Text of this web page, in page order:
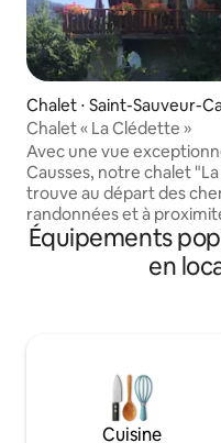
Chalet ⋅ Saint-Sauveur-
prieu
Chalet « La Clédette »
Avec une vue
Causses, notre chalet
trouve au départ des chemins de
randonnées et à
ski de l'Aigoual dans un
protégé du Parc National
et inscrit au Patrimoine
Ménage non compris,
demande à 80 euros
500 euros.
Équipements
en
Cuisine